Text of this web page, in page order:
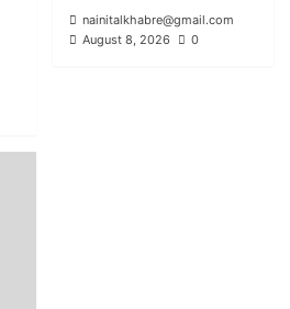
nainitalkhabre@gmail.com
August 8, 2026
0